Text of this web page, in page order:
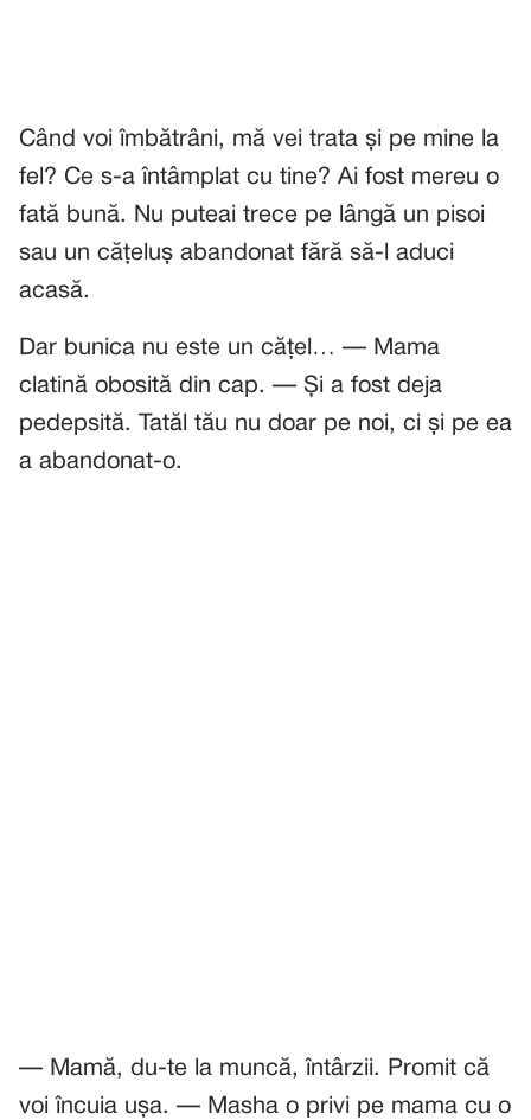
Când voi îmbătrâni, mă vei trata și pe mine la
fel? Ce s-a întâmplat cu tine? Ai fost mereu o
fată bună. Nu puteai trece pe lângă un pisoi
sau un cățeluș abandonat fără să-l aduci
acasă.
Dar bunica nu este un cățel… — Mama
clatină obosită din cap. — Și a fost deja
pedepsită. Tatăl tău nu doar pe noi, ci și pe ea
a abandonat-o.
— Mamă, du-te la muncă, întârzii. Promit că
voi încuia ușa. — Masha o privi pe mama cu o